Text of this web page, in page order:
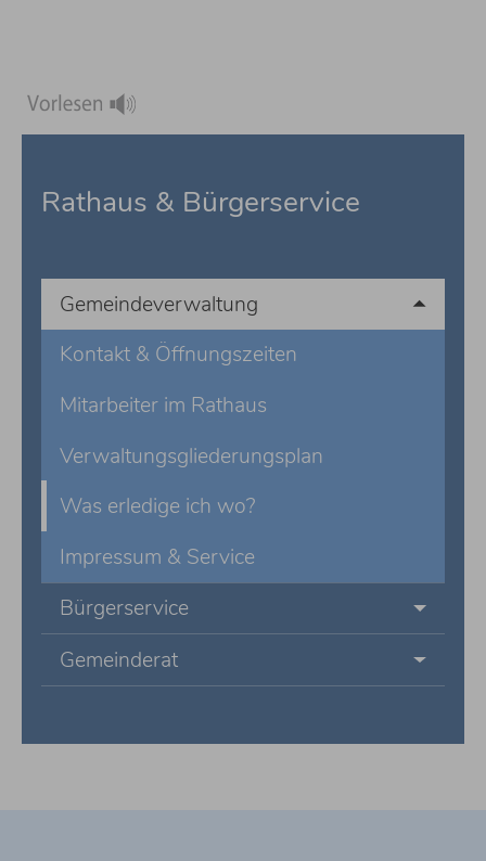
Rathaus & Bürgerservice
Gemeindeverwaltung
Kontakt & Öffnungszeiten
Mitarbeiter im Rathaus
Verwaltungsgliederungsplan
Was erledige ich wo?
Impressum & Service
Bürgerservice
Gemeinderat